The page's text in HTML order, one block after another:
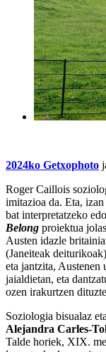
2024ko Getxophoto
Roger Caillois
imitazioa da. Eta,
bat interpretatzeko
Belong proiektua
Austen idazle
(Janeiteak
eta jantzita, Austenen
jaialdietan, eta
ozen irakurtzen
Soziologia bisualaz
Alejandra Carles-
Talde horiek, XIX.